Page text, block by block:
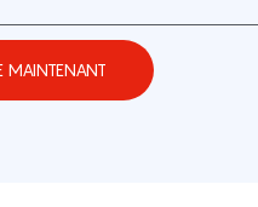
MAINTENANT